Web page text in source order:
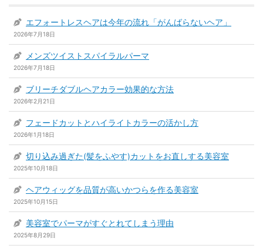
エフォートレスヘアは今年の流れ「がんばらないヘア」
2026年7月18日
メンズツイストスパイラルパーマ
2026年7月18日
ブリーチダブルヘアカラー効果的な方法
2026年2月21日
フェードカットとハイライトカラーの活かし方
2026年1月18日
切り込み過ぎた(髪をふやす)カットをお直しする美容室
2025年10月18日
ヘアウィッグを品質が高いかつらを作る美容室
2025年10月15日
美容室でパーマがすぐとれてしまう理由
2025年8月29日